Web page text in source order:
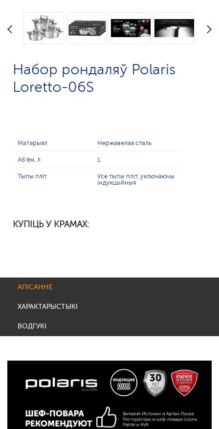
Набор рондаляў Polaris
Loretto-06S
Матэрыял Нержавелая сталь
Аб'ём, л 1
Тыпы пліт
Усе тыпы пліт, уключаючы
індукцыйныя
КУПІЦЬ У КРАМАХ:
АПІСАННЕ
ХАРАКТАРЫСТЫКІ
ВОДГУКІ